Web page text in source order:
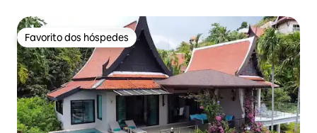
Rawai
Favorito dos hóspedes
Favorito dos hóspedes